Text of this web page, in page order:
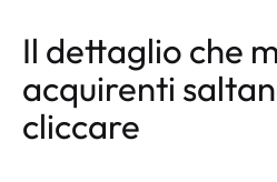
Il dettaglio che
acquirenti
cliccare